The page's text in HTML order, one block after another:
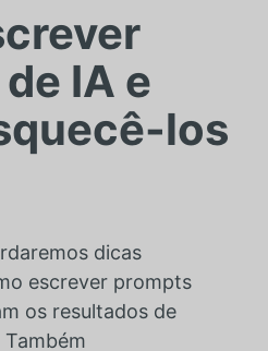
IA e
los
dicas
escrever prompts
os resultados de